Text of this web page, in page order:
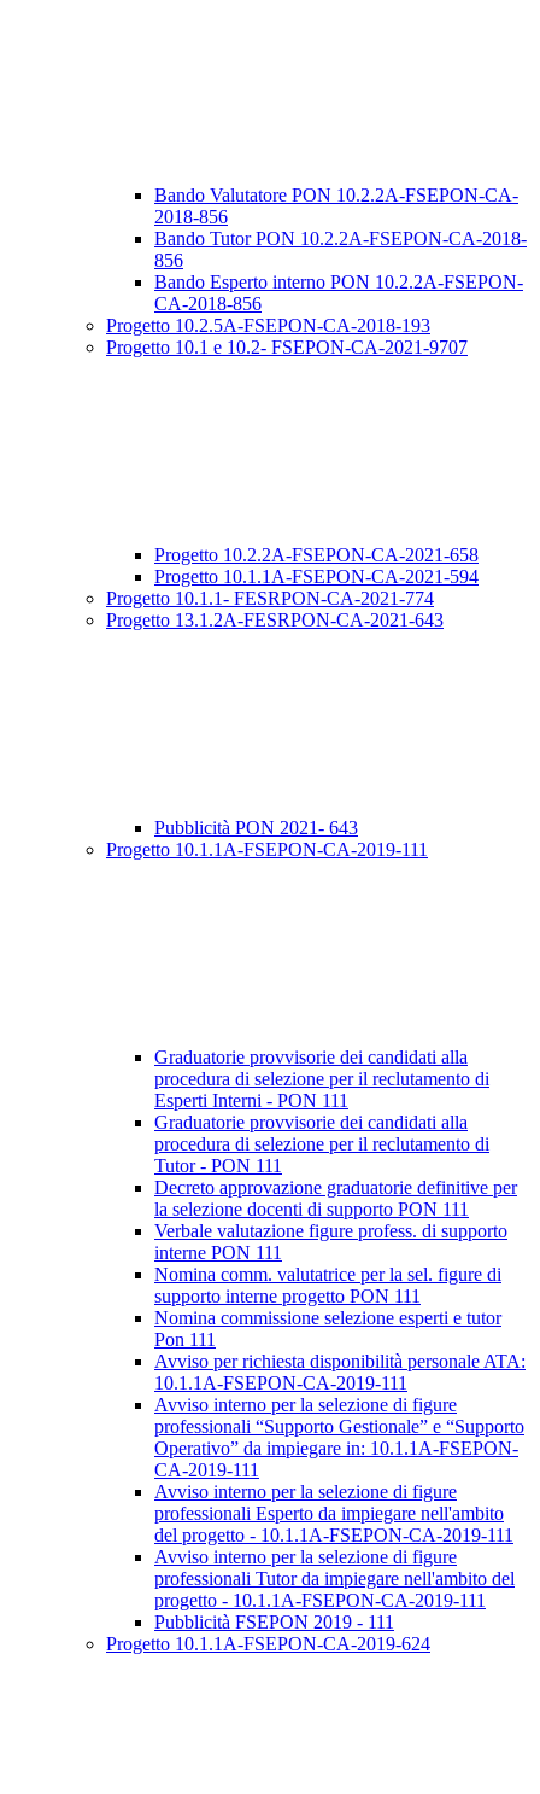
Bando Valutatore PON 10.2.2A-FSEPON-CA-
2018-856
Bando Tutor PON 10.2.2A-FSEPON-CA-2018-
856
Bando Esperto interno PON 10.2.2A-FSEPON-
CA-2018-856
Progetto 10.2.5A-FSEPON-CA-2018-193
Progetto 10.1 e 10.2- FSEPON-CA-2021-9707
Progetto 10.2.2A-FSEPON-CA-2021-658
Progetto 10.1.1A-FSEPON-CA-2021-594
Progetto 10.1.1- FESRPON-CA-2021-774
Progetto 13.1.2A-FESRPON-CA-2021-643
Pubblicità PON 2021- 643
Progetto 10.1.1A-FSEPON-CA-2019-111
Graduatorie provvisorie dei candidati alla
procedura di selezione per il reclutamento di
Esperti Interni - PON 111
Graduatorie provvisorie dei candidati alla
procedura di selezione per il reclutamento di
Tutor - PON 111
Decreto approvazione graduatorie definitive per
la selezione docenti di supporto PON 111
Verbale valutazione figure profess. di supporto
interne PON 111
Nomina comm. valutatrice per la sel. figure di
supporto interne progetto PON 111
Nomina commissione selezione esperti e tutor
Pon 111
Avviso per richiesta disponibilità personale ATA:
10.1.1A-FSEPON-CA-2019-111
Avviso interno per la selezione di figure
professionali “Supporto Gestionale” e “Supporto
Operativo” da impiegare in: 10.1.1A-FSEPON-
CA-2019-111
Avviso interno per la selezione di figure
professionali Esperto da impiegare nell'ambito
del progetto - 10.1.1A-FSEPON-CA-2019-111
Avviso interno per la selezione di figure
professionali Tutor da impiegare nell'ambito del
progetto - 10.1.1A-FSEPON-CA-2019-111
Pubblicità FSEPON 2019 - 111
Progetto 10.1.1A-FSEPON-CA-2019-624